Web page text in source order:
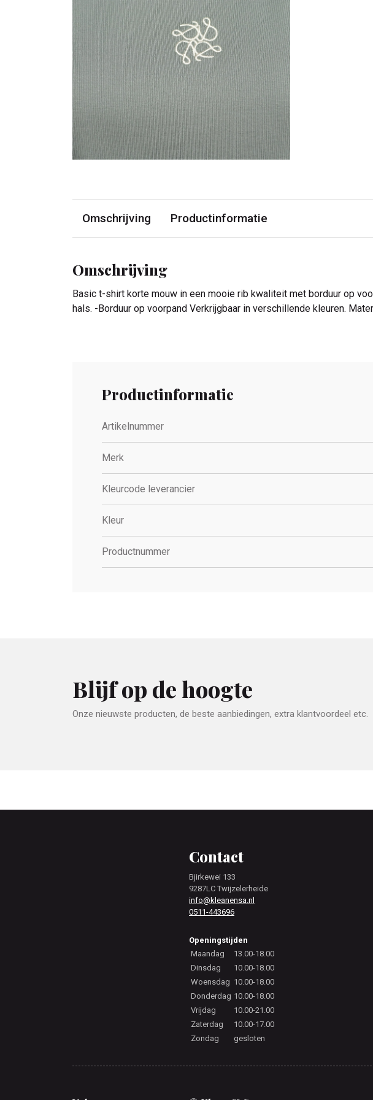
Omschrijving Productinformatie
Omschrijving
Basic t-shirt korte mouw in een mooie rib kwaliteit met borduur op
hals. -Borduur op voorpand Verkrijgbaar in verschillende kleuren.
Productinformatie
Artikelnummer
Merk
Kleurcode leverancier
Kleur
Productnummer
Blijf op de hoogte
Onze nieuwste producten, de beste aanbiedingen, extra klantvoordeel etc.
Contact
Bjirkewei 133
9287LC Twijzelerheide
info@kleanensa.nl
0511-443696
Openingstijden
Maandag
13.00-18.00
Dinsdag
10.00-18.00
Woensdag 10.00-18.00
Donderdag 10.00-18.00
Vrijdag
10.00-21.00
Zaterdag
10.00-17.00
Zondag
gesloten